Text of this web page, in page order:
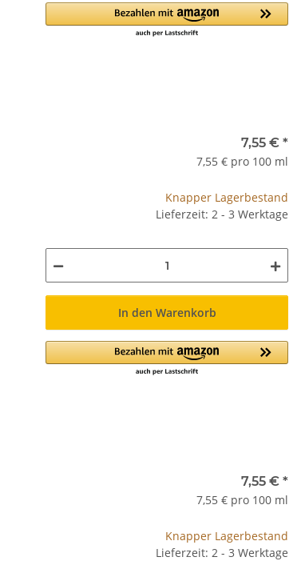
7,55 € *
7,55 € pro 100 ml
Knapper Lagerbestand
Lieferzeit: 2 - 3 Werktage
In den Warenkorb
7,55 € *
7,55 € pro 100 ml
Knapper Lagerbestand
Lieferzeit: 2 - 3 Werktage